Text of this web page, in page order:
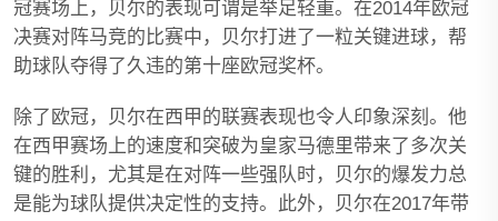
冠赛场上，贝尔的表现可谓是举足轻重。在2014年欧冠
决赛对阵马竞的比赛中，贝尔打进了一粒关键进球，帮
助球队夺得了久违的第十座欧冠奖杯。
除了欧冠，贝尔在西甲的联赛表现也令人印象深刻。他
在西甲赛场上的速度和突破为皇家马德里带来了多次关
键的胜利，尤其是在对阵一些强队时，贝尔的爆发力总
是能为球队提供决定性的支持。此外，贝尔在2017年带